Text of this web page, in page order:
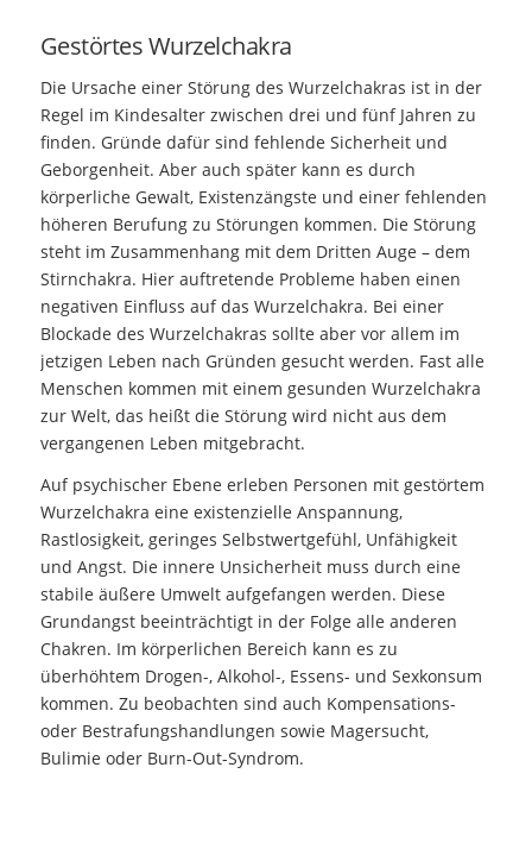
Gestörtes Wurzelchakra
Die Ursache einer Störung des Wurzelchakras ist in der
Regel im Kindesalter zwischen drei und fünf Jahren zu
finden. Gründe dafür sind fehlende Sicherheit und
Geborgenheit. Aber auch später kann es durch
körperliche Gewalt, Existenzängste und einer fehlenden
höheren Berufung zu Störungen kommen. Die Störung
steht im Zusammenhang mit dem Dritten Auge – dem
Stirnchakra. Hier auftretende Probleme haben einen
negativen Einfluss auf das Wurzelchakra. Bei einer
Blockade des Wurzelchakras sollte aber vor allem im
jetzigen Leben nach Gründen gesucht werden. Fast alle
Menschen kommen mit einem gesunden Wurzelchakra
zur Welt, das heißt die Störung wird nicht aus dem
vergangenen Leben mitgebracht.
Auf psychischer Ebene erleben Personen mit gestörtem
Wurzelchakra eine existenzielle Anspannung,
Rastlosigkeit, geringes Selbstwertgefühl, Unfähigkeit
und Angst. Die innere Unsicherheit muss durch eine
stabile äußere Umwelt aufgefangen werden. Diese
Grundangst beeinträchtigt in der Folge alle anderen
Chakren. Im körperlichen Bereich kann es zu
überhöhtem Drogen-, Alkohol-, Essens- und Sexkonsum
kommen. Zu beobachten sind auch Kompensations-
oder Bestrafungshandlungen sowie Magersucht,
Bulimie oder Burn-Out-Syndrom.